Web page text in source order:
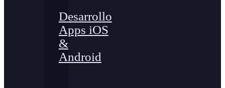
Desarrollo
Apps iOS
&
Android